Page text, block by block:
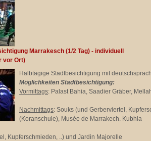
Marrakesch (1/2 Tag) - individuell
vor Ort)
Halbtägige Stadtbesichtigung mit
Möglichkeiten Stadtbesichtigung:
Vormittags: Palast Bahia, Saadier Gräber,
Nachmittags: Souks (und Gerberviertel,
(Koranschule), Musée de Marrakech. Kubhia
Kupferschmieden, ..) und Jardin Majorelle